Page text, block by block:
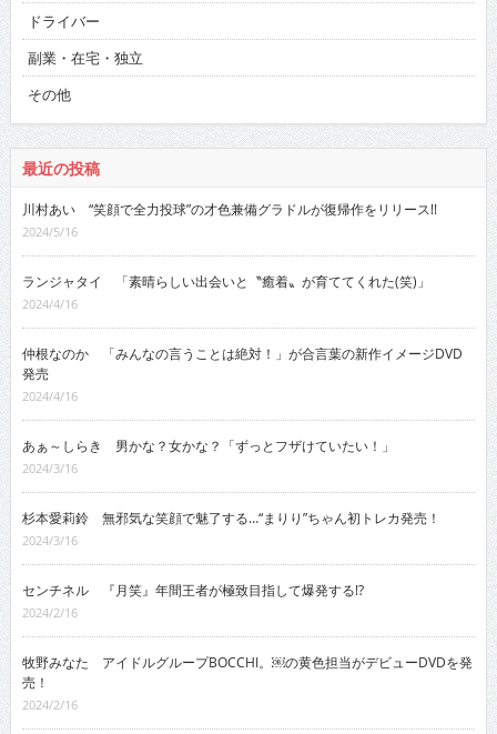
ドライバー
副業・在宅・独立
その他
最近の投稿
川村あい “笑顔で全力投球”の才色兼備グラドルが復帰作をリリース!!
2024/5/16
ランジャタイ 「素晴らしい出会いと〝癒着〟が育ててくれた(笑)」
2024/4/16
仲根なのか 「みんなの言うことは絶対！」が合言葉の新作イメージDVD
発売
2024/4/16
あぁ～しらき 男かな？女かな？「ずっとフザけていたい！」
2024/3/16
杉本愛莉鈴 無邪気な笑顔で魅了する…“まりり”ちゃん初トレカ発売！
2024/3/16
センチネル 『月笑』年間王者が極致目指して爆発する!?
2024/2/16
牧野みなた アイドルグループBOCCHI。￼の黄色担当がデビューDVDを発
売！
2024/2/16